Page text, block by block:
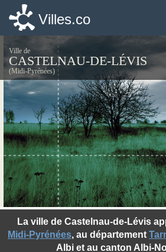
Villes.co
Ville de
CASTELNAU-DE-LÉVIS
(Midi-Pyrénées)
La ville de Castelnau-de-Lévis
Midi-Pyrénées, au département
Albi et au canton Albi-
Villes.co